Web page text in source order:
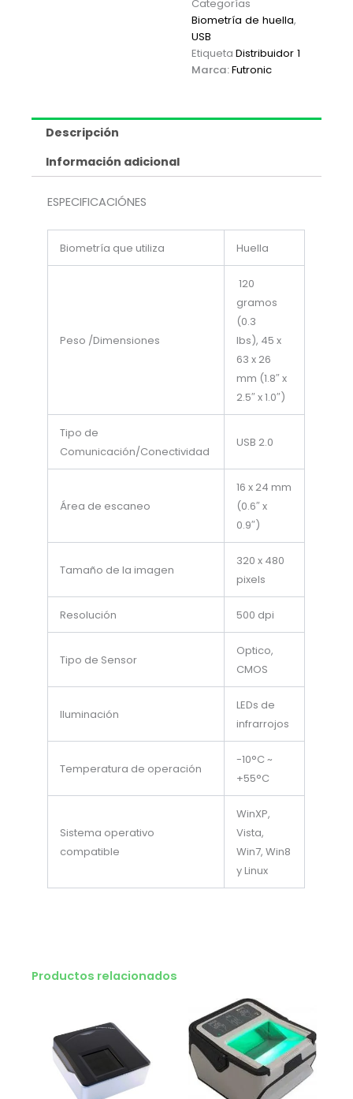
Categorías
Biometría de huella,
USB
Etiqueta Distribuidor 1
Marca:Futronic
Descripción
Información adicional
ESPECIFICACIÓNES
Biometría que utiliza Huella
Peso /Dimensiones
120
gramos
(0.3
lbs), 45 x
63 x 26
mm (1.8″ x
2.5″ x 1.0″)
​Tipo de
Comunicación/Conectividad ​
​USB 2.0
Área de escaneo
16 x 24 mm
(0.6″ x
0.9″)
Tamaño de la imagen​
320 x 480
pixels
Resolución 500 dpi
Tipo de Sensor
Optico,
CMOS
Iluminación
LEDs de
infrarrojos
Temperatura de operación
-10°C ~
+55°C
Sistema operativo
compatible
WinXP,
Vista,
Win7, Win8
y Linux
Productos relacionados